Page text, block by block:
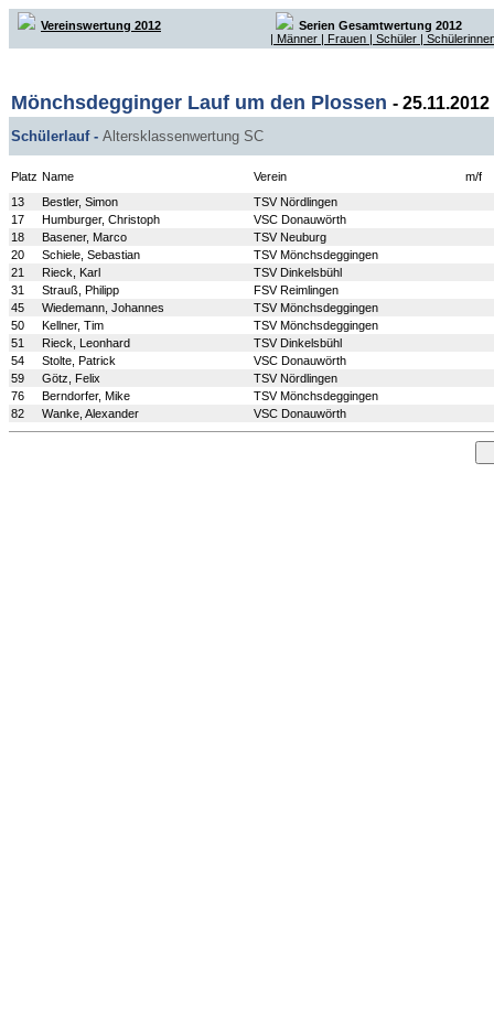
Vereinswertung 2012
Serien Gesamtwertung 2012
| Männer | Frauen | Schüler |
Mönchsdegginger Lauf um den Plossen - 25.11.2012
Schülerlauf - Altersklassenwertung SC
Platz Name Verein
m/f
13
Bestler, Simon
TSV Nördlingen
17
Humburger, Christoph
VSC Donauwörth
18
Basener, Marco
TSV Neuburg
20
Schiele, Sebastian
TSV Mönchsdeggingen
21
Rieck, Karl
TSV Dinkelsbühl
31
Strauß, Philipp
FSV Reimlingen
45
Wiedemann, Johannes
TSV Mönchsdeggingen
50
Kellner, Tim
TSV Mönchsdeggingen
51
Rieck, Leonhard
TSV Dinkelsbühl
54
Stolte, Patrick
VSC Donauwörth
59
Götz, Felix
TSV Nördlingen
76
Berndorfer, Mike
TSV Mönchsdeggingen
82
Wanke, Alexander VSC Donauwörth